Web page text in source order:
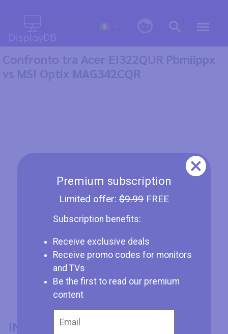
Premium subscription
Limited offer: $9.99FREE
Subscription benefits:
Receive exclusive deals
Receive promo codes for monitors
and TVs
Be the first to read our premium
content
Confronto tra Acer EI322QUR Pbmiippx
vs MSI Optix MAG342CQR
INFORMAZIONI GENERALI